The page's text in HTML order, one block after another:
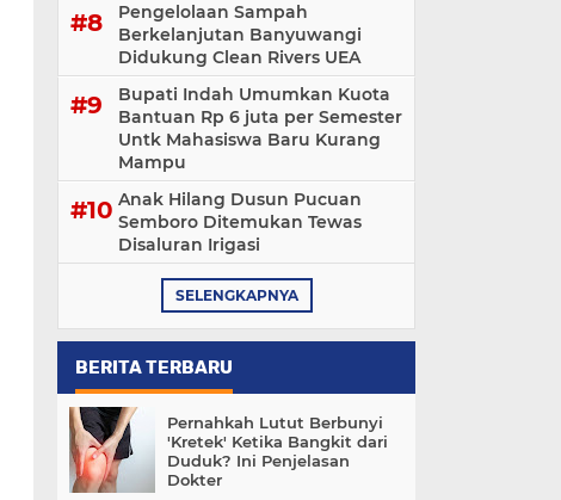
Pengelolaan Sampah
Berkelanjutan Banyuwangi
Didukung Clean Rivers UEA
Bupati Indah Umumkan Kuota
Bantuan Rp 6 juta per Semester
Untk Mahasiswa Baru Kurang
Mampu
Anak Hilang Dusun Pucuan
Semboro Ditemukan Tewas
Disaluran Irigasi
SELENGKAPNYA
BERITA TERBARU
Pernahkah Lutut Berbunyi
'Kretek' Ketika Bangkit dari
Duduk? Ini Penjelasan
Dokter